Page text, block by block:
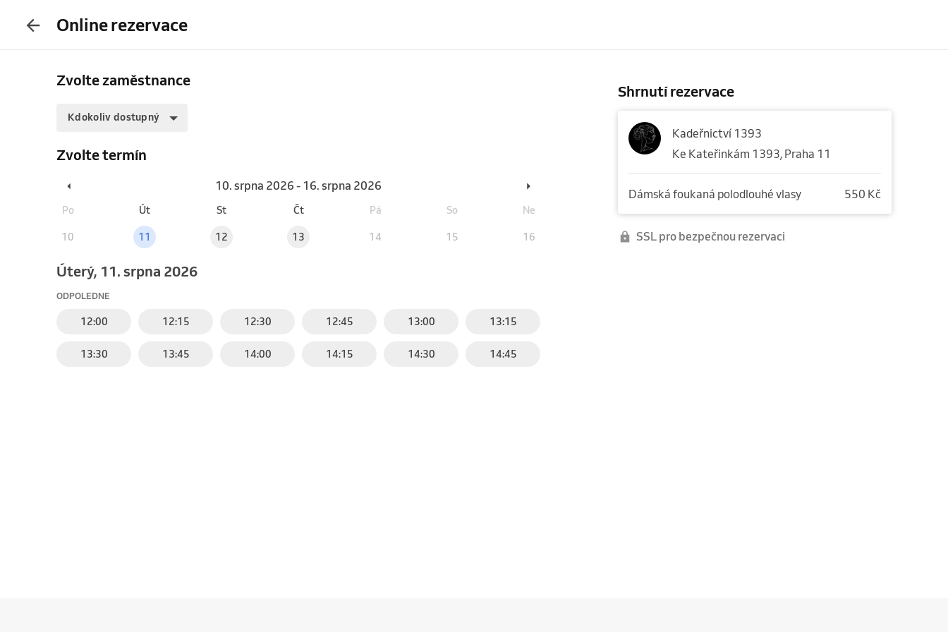
Online rezervace
Zvolte zaměstnance
Kdokoliv dostupný
Zvolte termín
10. srpna 2026 - 16. srpna 2026
Po Út St Čt Pá So Ne
10 11 12 13 14 15 16
úterý, 11. srpna 2026
ODPOLEDNE
12:00 12:15 12:30 12:45 13:00 13:15
13:30 13:45 14:00 14:15 14:30 14:45
Shrnutí rezervace
Kadeřnictví 1393
Ke Kateřinkám 1393, Praha 11
Dámská foukaná polodlouhé vlasy 550 Kč
SSL pro bezpečnou rezervaci